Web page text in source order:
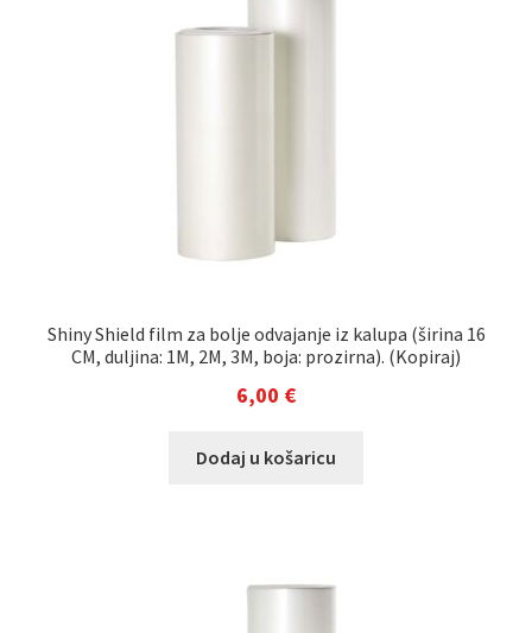
Shiny Shield film za bolje odvajanje iz kalupa (širina 16
CM, duljina: 1M, 2M, 3M, boja: prozirna). (Kopiraj)
6,00 €
Dodaj u košaricu